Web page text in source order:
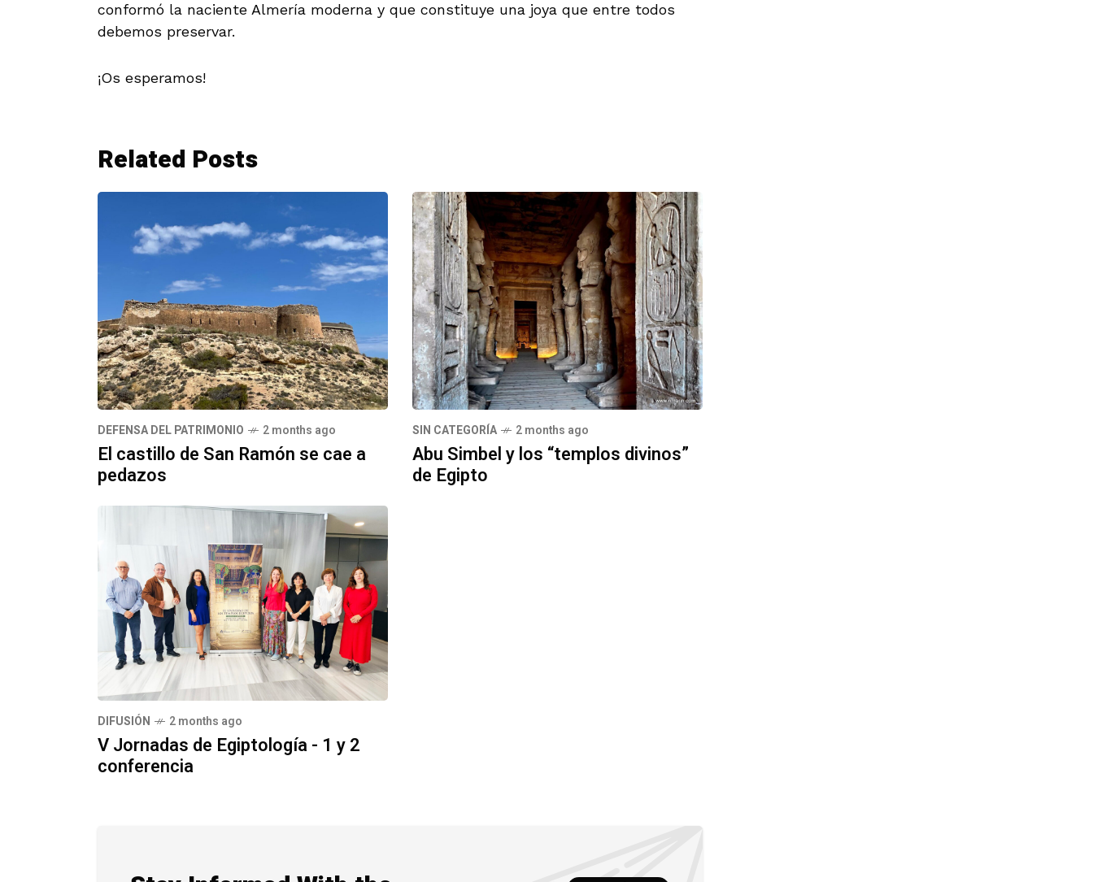
conformó la naciente Almería moderna y que constituye una joya que entre todos
debemos preservar.
¡Os esperamos!
Related Posts
DEFENSA DEL PATRIMONIO 2 months ago
El castillo de San Ramón se cae a
pedazos
SIN CATEGORÍA 2 months ago
Abu Simbel y los “templos divinos”
de Egipto
DIFUSIÓN 2 months ago
V Jornadas de Egiptología - 1 y 2
conferencia